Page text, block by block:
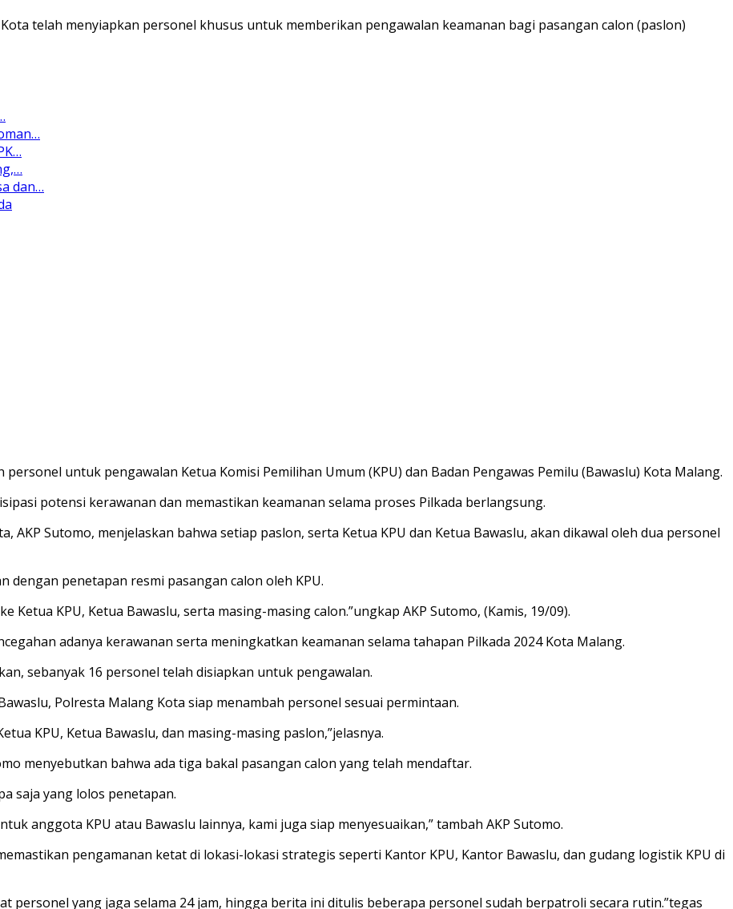
telah menyiapkan personel khusus untuk memberikan pengawalan keamanan bagi pasangan calon (paslon)
dan…
untuk pengawalan Ketua Komisi Pemilihan Umum (KPU) dan Badan Pengawas Pemilu (Bawaslu) Kota Malang.
potensi kerawanan dan memastikan keamanan selama proses Pilkada berlangsung.
AKP Sutomo, menjelaskan bahwa setiap paslon, serta Ketua KPU dan Ketua Bawaslu, akan dikawal oleh dua personel
dengan penetapan resmi pasangan calon oleh KPU.
Ketua KPU, Ketua Bawaslu, serta masing-masing calon.”ungkap AKP Sutomo, (Kamis, 19/09).
adanya kerawanan serta meningkatkan keamanan selama tahapan Pilkada 2024 Kota Malang.
sebanyak 16 personel telah disiapkan untuk pengawalan.
Polresta Malang Kota siap menambah personel sesuai permintaan.
KPU, Ketua Bawaslu, dan masing-masing paslon,”jelasnya.
menyebutkan bahwa ada tiga bakal pasangan calon yang telah mendaftar.
saja yang lolos penetapan.
anggota KPU atau Bawaslu lainnya, kami juga siap menyesuaikan,” tambah AKP Sutomo.
pengamanan ketat di lokasi-lokasi strategis seperti Kantor KPU, Kantor Bawaslu, dan gudang logistik KPU di
personel yang jaga selama 24 jam, hingga berita ini ditulis beberapa personel sudah berpatroli secara rutin.”tegas